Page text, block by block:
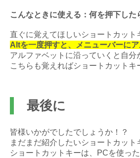
こんなときに使える：何を押下し
直ぐに覚えてほしいショートカッ
Altを一度押すと、メニューバーに
アルファベットに沿っていくと自
こちらも覚えればショートカット
最後に
皆様いかがでしたでしょうか！？
まだまだ紹介したいショートカッ
ショートカットキーは、PCを使っ